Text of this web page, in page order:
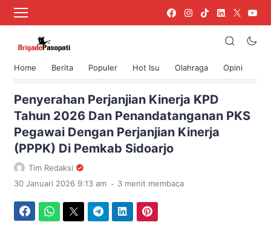
Home Berita Populer Hot Isu Olahraga Opini
›
Penyerahan Perjanjian Kinerja KPD
Tahun 2026 Dan Penandatanganan PKS
Pegawai Dengan Perjanjian Kinerja
(PPPK) Di Pemkab Sidoarjo
Tim Redaksi
30 Januari 2026 9:13 am . 3 menit membaca